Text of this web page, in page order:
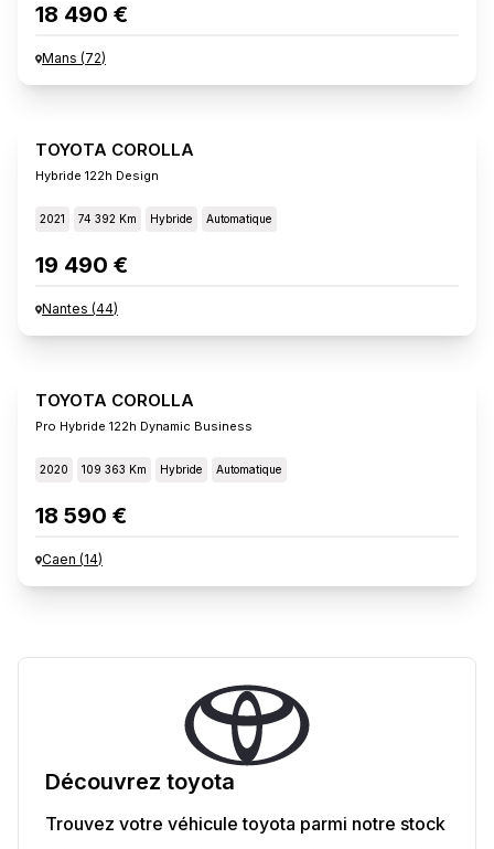
18 490 €
Mans (72)
TOYOTA COROLLA
Hybride 122h Design
2021 74 392 Km Hybride Automatique
19 490 €
Nantes (44)
TOYOTA COROLLA
Pro Hybride 122h Dynamic Business
2020 109 363 Km Hybride Automatique
18 590 €
Caen (14)
Découvrez toyota
Trouvez votre véhiculetoyota parmi notre stock